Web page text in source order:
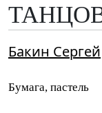
Бакин Сергей
Бумага, пастель